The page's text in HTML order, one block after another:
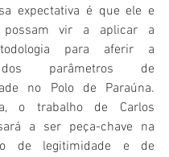
expectativa é que ele e
possam vir a aplicar a
para aferir a
parâmetros de
no Polo de Paraúna.
o trabalho de Carlos
a ser peça-chave na
de legitimidade e de